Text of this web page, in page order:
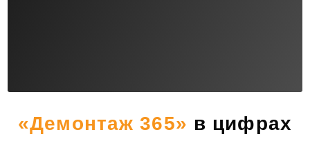
«Демонтаж 365» в цифрах